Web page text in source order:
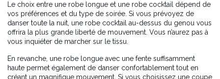
Le choix entre une robe longue et une robe cocktail dépend de
vos préférences et du type de soirée. Si vous prévoyez de
danser toute la nuit, une robe cocktail au-dessus du genou vous
offrira la plus grande liberté de mouvement. Vous n’aurez pas à
vous inquiéter de marcher sur le tissu.
En revanche, une robe longue avec une fente suffisamment
haute permet également de danser confortablement tout en
créant un magnifique mouvement. Si vous choisissez une coupe